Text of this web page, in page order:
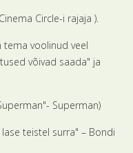
Circle-i rajaja ).
voolinud veel
võivad saada" ja
Superman)
lase teistel surra" – Bondi